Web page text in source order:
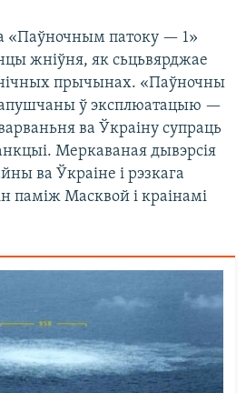
«Паўночным патоку — 1»
жніўня, як сьцьвярджае
прычынах. «Паўночны
ў эксплюатацыю —
ва Ўкраіну супраць
Меркаваная дывэрсія
ва Ўкраіне і рэзкага
паміж Масквой і краінамі